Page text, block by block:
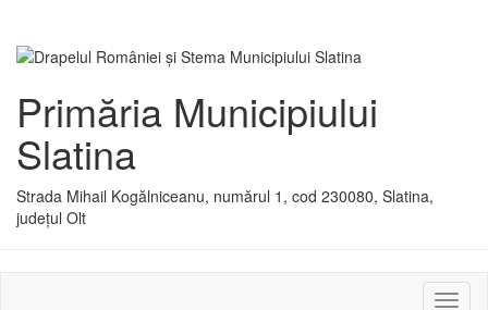
Primăria Municipiului
Slatina
Strada Mihail Kogălniceanu, numărul 1, cod 230080, Slatina,
județul Olt